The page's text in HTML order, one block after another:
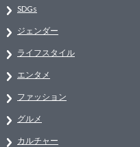
SDGs
ジェンダー
ライフスタイル
エンタメ
ファッション
グルメ
カルチャー